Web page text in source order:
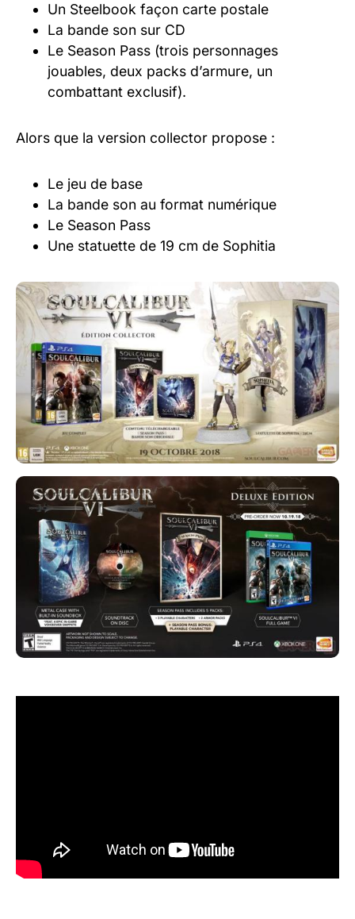
Un Steelbook façon carte postale
La bande son sur CD
Le Season Pass (trois personnages
jouables, deux packs d’armure, un
combattant exclusif).
Alors que la version collector propose :
Le jeu de base
La bande son au format numérique
Le Season Pass
Une statuette de 19 cm de Sophitia